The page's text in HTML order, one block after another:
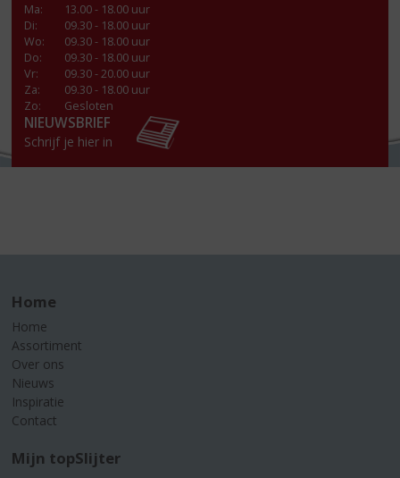
Ma:
13.00 - 18.00 uur
Di:
09.30 - 18.00 uur
Wo:
09.30 - 18.00 uur
Do:
09.30 - 18.00 uur
Vr:
09.30 - 20.00 uur
Za:
09.30 - 18.00 uur
Zo:
Gesloten
NIEUWSBRIEF
Schrijf je hier in
Home
Home
Assortiment
Over ons
Nieuws
Inspiratie
Contact
Mijn topSlijter